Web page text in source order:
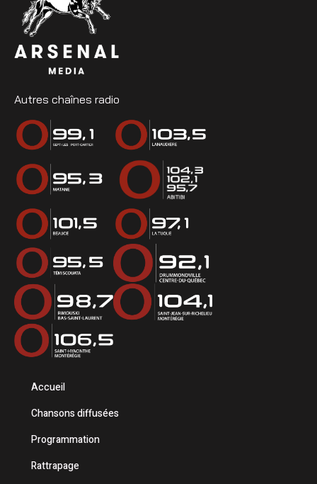
Autres chaînes radio
Accueil
Chansons diffusées
Programmation
Rattrapage